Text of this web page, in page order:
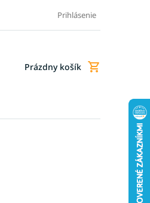
FAQ - Najčastejšie otázky
Prihlásenie
Nákupný
Prázdny košík